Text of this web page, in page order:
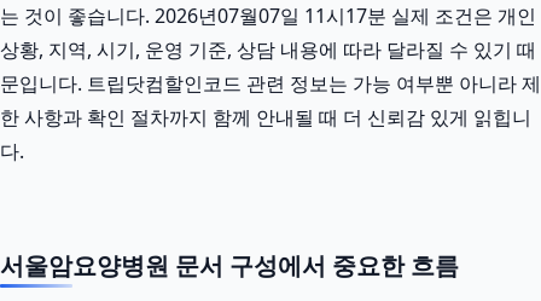
는 것이 좋습니다. 2026년07월07일 11시17분 실제 조건은 개인
상황, 지역, 시기, 운영 기준, 상담 내용에 따라 달라질 수 있기 때
문입니다. 트립닷컴할인코드 관련 정보는 가능 여부뿐 아니라 제
한 사항과 확인 절차까지 함께 안내될 때 더 신뢰감 있게 읽힙니
다.
서울암요양병원 문서 구성에서 중요한 흐름